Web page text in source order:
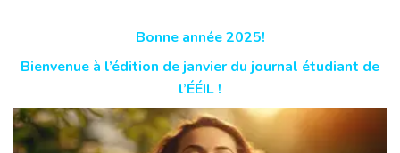
Bonne année 2025!
Bienvenue à l’édition de janvier du journal étudiant de
l’ÉÉIL !